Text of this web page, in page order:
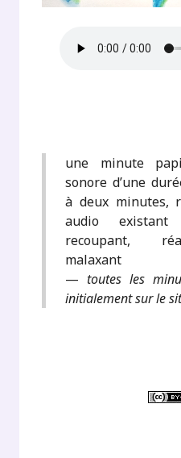
une minute
sonore d’une
à deux minutes,
audio
recoupant,
malaxant
—toutes les
initialement sur le